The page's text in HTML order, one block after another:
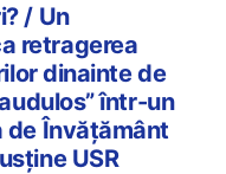
/ Un
retragerea
dinainte de
într-un
de Învățământ
USR